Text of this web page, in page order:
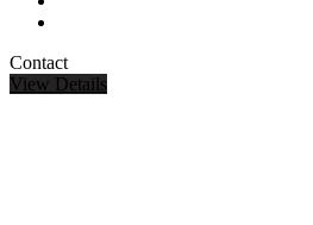
Contact
View Details